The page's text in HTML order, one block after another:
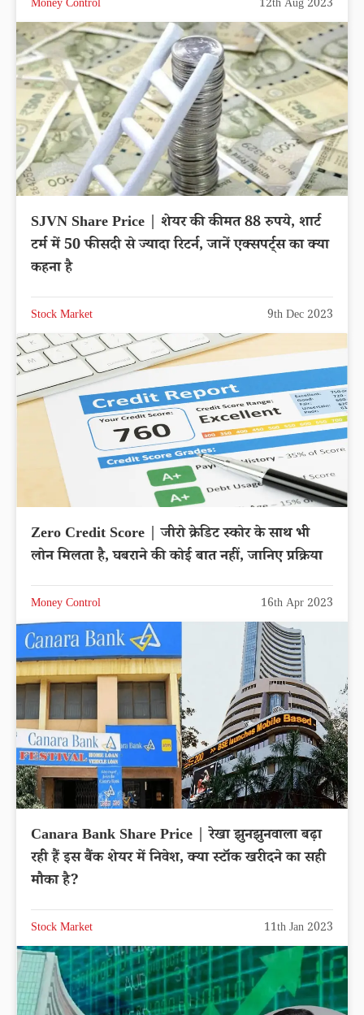
Money Control 12th Aug 2023
SJVN Share Price | शेयर की कीमत 88 रुपये, शार्ट
टर्म में 50 फीसदी से ज्यादा रिटर्न, जानें एक्सपर्ट्स का क्या
कहना है
Stock Market 9th Dec 2023
Zero Credit Score | जीरो क्रेडिट स्कोर के साथ भी
लोन मिलता है, घबराने की कोई बात नहीं, जानिए प्रक्रिया
Money Control 16th Apr 2023
Canara Bank Share Price | रेखा झुनझुनवाला बढ़ा
रही हैं इस बैंक शेयर में निवेश, क्या स्टॉक खरीदने का सही
मौका है?
Stock Market 11th Jan 2023